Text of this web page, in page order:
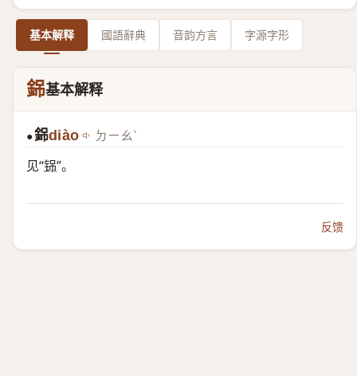
基本解释 國語辭典 音韵方言 字源字形
銱基本解释
●銱diào ㄉㄧㄠˋ
见“铞”。
反馈